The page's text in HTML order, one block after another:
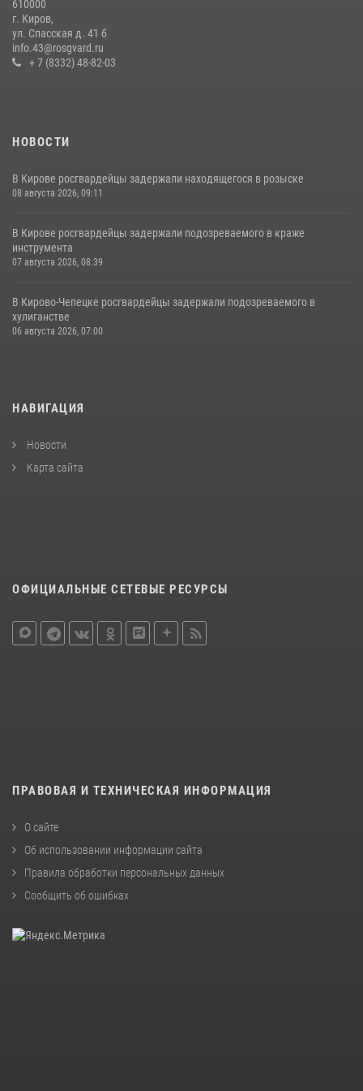
В Кирове и Кирово-Чепецке росгвардейцы задержали
подозреваемых в хулиганстве
19 июля 2026, 07:00
610000
г. Киров,
ул. Спасская д. 41 б
info.43@rosgvard.ru
+ 7 (8332) 48-82-03
НОВОСТИ
В Кирове росгвардейцы задержали находящегося в розыске
08 августа 2026, 09:11
В Кирове росгвардейцы задержали подозреваемого в краже
инструмента
07 августа 2026, 08:39
В Кирово-Чепецке росгвардейцы задержали подозреваемого в
хулиганстве
06 августа 2026, 07:00
НАВИГАЦИЯ
Новости
Карта сайта
ОФИЦИАЛЬНЫЕ СЕТЕВЫЕ РЕСУРСЫ
ПРАВОВАЯ И ТЕХНИЧЕСКАЯ ИНФОРМАЦИЯ
О сайте
Об использовании информации сайта
Правила обработки персональных данных
Сообщить об ошибках